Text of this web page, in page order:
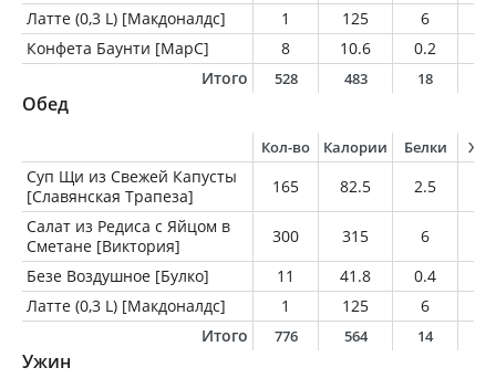
Латте (0,3 L) [Макдоналдс]
1 125 6
Конфета Баунти [МарС]
8 10.6 0.2
Итого
528 483 18
Обед
Кол-во Калории Белки
Суп Щи из Свежей Капусты
[Славянская Трапеза]
165 82.5 2.5
Салат из Редиса с Яйцом в
Сметане [Виктория]
300 315 6
Безе Воздушное [Булко]
11 41.8 0.4
Латте (0,3 L) [Макдоналдс]
1 125 6
Итого
776 564 14
Ужин